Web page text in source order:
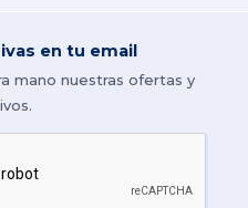
en tu email
mano nuestras ofertas y